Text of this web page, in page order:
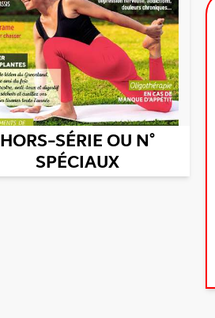
HORS-SÉRIE OU N°
SPÉCIAUX